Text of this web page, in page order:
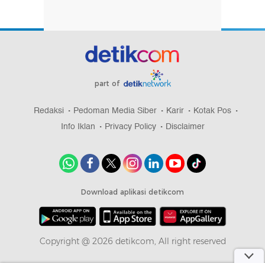
part of
Redaksi Pedoman Media Siber Karir
Kotak Pos
Info Iklan
Privacy Policy Disclaimer
Download aplikasi detikcom
Copyright @ 2026 detikcom, All right reserved